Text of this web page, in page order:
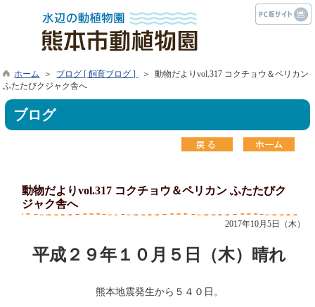
ホーム ＞ ブログ [ 飼育ブログ ]
＞ 動物だよりvol.317 コクチョウ＆ペリカン
ふたたびクジャク舎へ
ブログ
動物だよりvol.317 コクチョウ＆ペリカン ふたたびク
ジャク舎へ
2017年10月5日（木）
平成２９年１０月５日（木）晴れ
熊本地震発生から５４０日。